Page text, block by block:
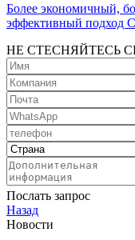
Более экономичный,
эффективный подход
НЕ СТЕСНЯЙТЕСЬ
Послать запрос
Назад
Новости